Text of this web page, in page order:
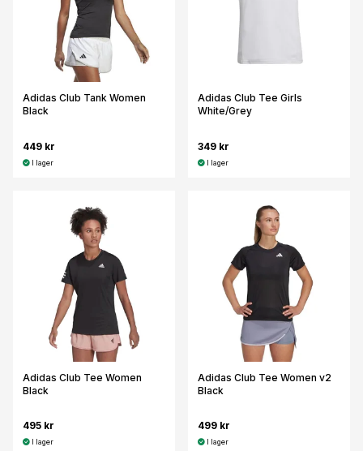
Adidas Club Tank Women
Black
449 kr
I lager
Adidas Club Tee Girls
White/Grey
349 kr
I lager
Adidas Club Tee Women
Black
495 kr
I lager
Adidas Club Tee Women v2
Black
499 kr
I lager